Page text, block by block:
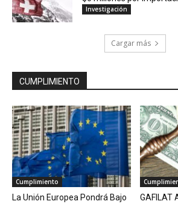
Investigación
Cargar más
CUMPLIMIENTO
Cumplimiento
La Unión Europea Pondrá Bajo
GAFILAT